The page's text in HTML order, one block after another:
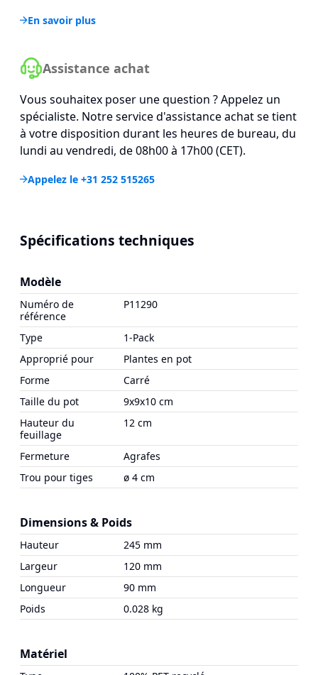
En savoir plus
Assistance achat
Vous souhaitex poser une question ? Appelez un
spécialiste. Notre service d'assistance achat se tient
à votre disposition durant les heures de bureau, du
lundi au vendredi, de 08h00 à 17h00 (CET).
Appelez le +31 252 515265
Spécifications techniques
Modèle
Numéro de
référence
P11290
Type
1-Pack
Approprié pour
Plantes en pot
Forme
Carré
Taille du pot
9x9x10 cm
Hauteur du
feuillage
12 cm
Fermeture
Agrafes
Trou pour tiges
ø 4 cm
Dimensions & Poids
Hauteur
245 mm
Largeur
120 mm
Longueur
90 mm
Poids
0.028 kg
Matériel